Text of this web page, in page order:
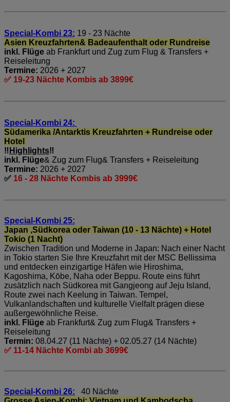
Special-Kombi 23: 19 - 23 Nächte
Asien Kreuzfahrten& Badeaufenthalt oder Rundreise
inkl. Flüge ab Frankfurt und Zug zum Flug & Transfers +
Reiseleitung
Termine: 2026 + 2027
✅ 19-23 Nächte Kombis ab 3899€
Special-Kombi 24:
Südamerika /Antarktis Kreuzfahrten + Rundreise oder
Hotel
‼️ Highlights‼️
inkl. Flüge& Zug zum Flug& Transfers + Reiseleitung
Termine: 2026 + 2027
✅ 16 - 28 Nächte Kombis ab 3999€
Special-Kombi 25:
Japan ,Südkorea oder Taiwan (10 - 13 Nächte) + Hotel
Tokio (1 Nacht)
Zwischen Tradition und Moderne in Japan: Nach einer Nacht
in Tokio starten Sie Ihre Kreuzfahrt mit der MSC Bellissima
und entdecken einzigartige Häfen wie Hiroshima,
Kagoshima, Kōbe, Naha oder Beppu. Route eins führt
zusätzlich nach Südkorea mit Gangjeong auf Jeju Island,
Route zwei nach Keelung in Taiwan. Tempel,
Vulkanlandschaften und kulturelle Vielfalt prägen diese
außergewöhnliche Reise.
inkl. Flüge ab Frankfurt& Zug zum Flug& Transfers +
Reiseleitung
Termin: 08.04.27 (11 Nächte) + 02.05.27 (14 Nächte)
✅ 11-14 Nächte Kombi ab 3699€
Special-Kombi 26:
40 Nächte